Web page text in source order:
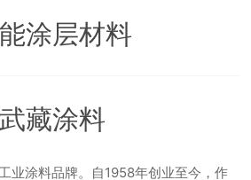
涂层材料
武藏涂料
业涂料品牌。自1958年创业至今，作